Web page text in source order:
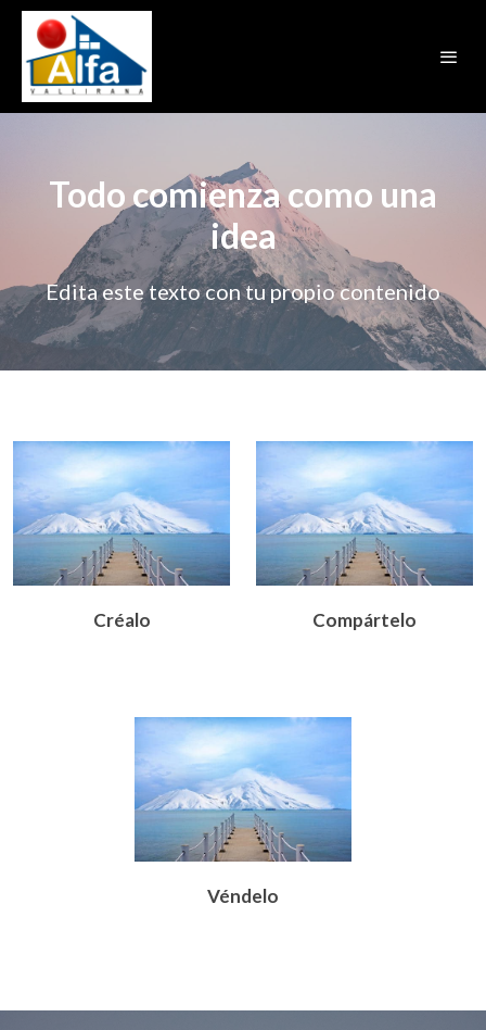
Todo comienza como una
idea
Edita este texto con tu propio contenido
Créalo Compártelo
Véndelo